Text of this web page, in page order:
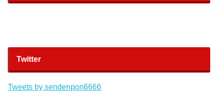
Twitter
Tweets by sendenpon6666